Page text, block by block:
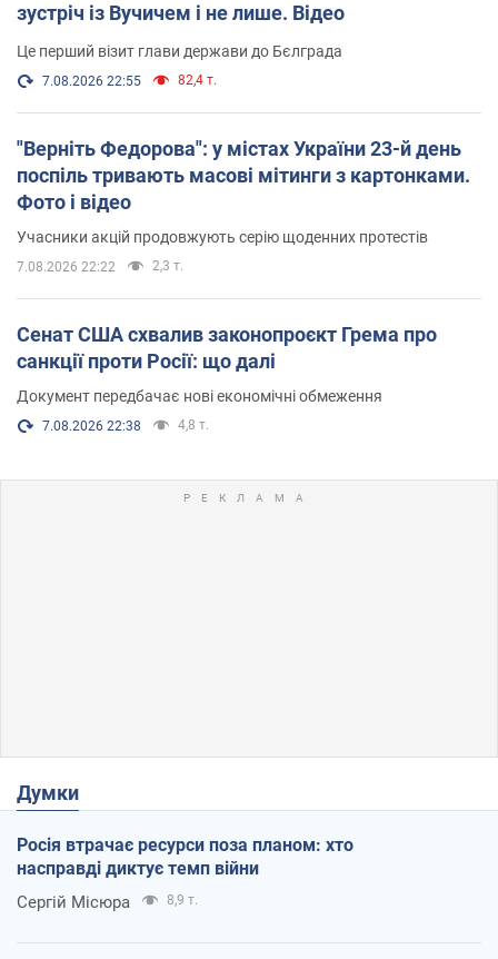
зустріч із Вучичем і не лише. Відео
Це перший візит глави держави до Бєлграда
7.08.2026 22:55 82,4 т.
"Верніть Федорова": у містах України 23-й день
поспіль тривають масові мітинги з картонками.
Фото і відео
Учасники акцій продовжують серію щоденних протестів
7.08.2026 22:22 2,3 т.
Сенат США схвалив законопроєкт Грема про
санкції проти Росії: що далі
Документ передбачає нові економічні обмеження
7.08.2026 22:38 4,8 т.
Думки
Росія втрачає ресурси поза планом: хто
насправді диктує темп війни
Сергій Місюра 8,9 т.